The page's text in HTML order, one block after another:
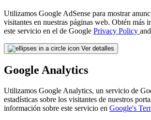
Utilizamos Google AdSense para mostrar
visitantes en nuestras páginas web. Obtén más
este servicio en el de Google Privacy Policy and
Ver detalles
Google Analytics
Utilizamos Google Analytics, un servicio de
estadísticas sobre los visitantes de nuestros
información sobre este servicio en Google's